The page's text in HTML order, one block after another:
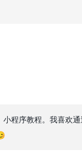
小程序教程。我喜欢